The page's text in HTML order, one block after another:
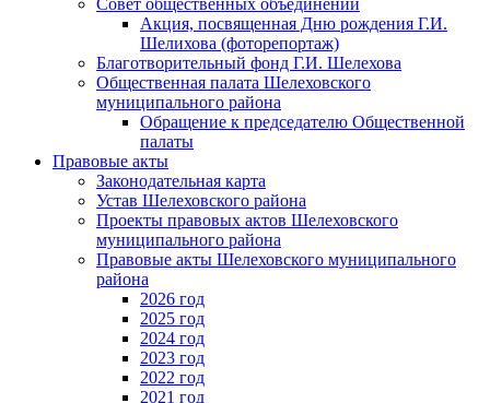
Акция, посвященная Дню рождения Г.И.
Шелихова (фоторепортаж)
Благотворительный фонд Г.И. Шелехова
Общественная палата Шелеховского
муниципального района
Обращение к председателю Общественной
палаты
Правовые акты
Законодательная карта
Устав Шелеховского района
Проекты правовых актов Шелеховского
муниципального района
Правовые акты Шелеховского муниципального
района
2026 год
2025 год
2024 год
2023 год
2022 год
2021 год